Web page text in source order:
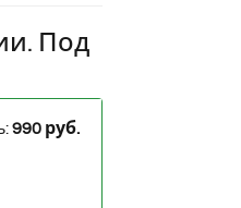
Под
990 руб.